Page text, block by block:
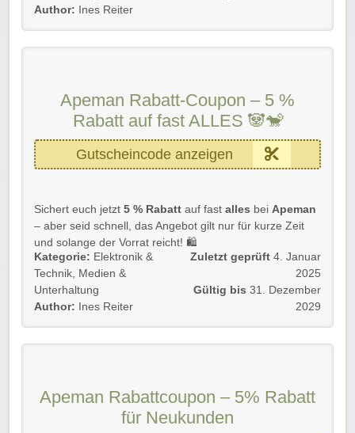
Einfach unserem Link folgen und kräftig profitieren!
Rabatt-Coupon 🐼 wünscht euch viel Spaß beim
Shoppen und Sparen! 🌟
Author: Ines Reiter
Apeman Rabatt-Coupon – 5 %
Rabatt auf fast ALLES 🐼🐒
Gutscheincode anzeigen
Sichert euch jetzt 5 % Rabatt auf fast alles bei Apeman
– aber seid schnell, das Angebot gilt nur für kurze Zeit
und solange der Vorrat reicht! 🛍️
📌Details zur Aktion:
5 % Rabattauf fast alles
Rabatt-Coupon 🐼 wünscht euch viel Spaß beim
Shoppen und Sparen! 🌟
Kategorie: Elektronik &
Technik
Medien &
Unterhaltung
Author: Ines Reiter
Zuletzt geprüft 4. Januar
2025
Gültig bis 31. Dezember
2029
Apeman Rabattcoupon – 5% Rabatt
für Neukunden